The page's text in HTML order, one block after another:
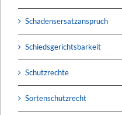
Schadensersatzanspruch
Schiedsgerichtsbarkeit
Schutzrechte
Sortenschutzrecht